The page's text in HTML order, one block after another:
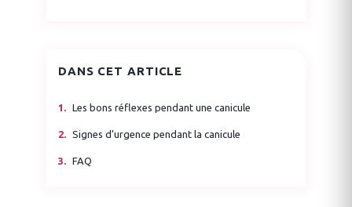
DANS CET ARTICLE
Les bons réflexes pendant une canicule
Signes d’urgence pendant la canicule
FAQ